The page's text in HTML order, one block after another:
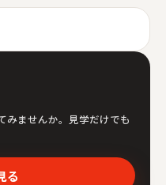
みませんか。見学だけでも
る